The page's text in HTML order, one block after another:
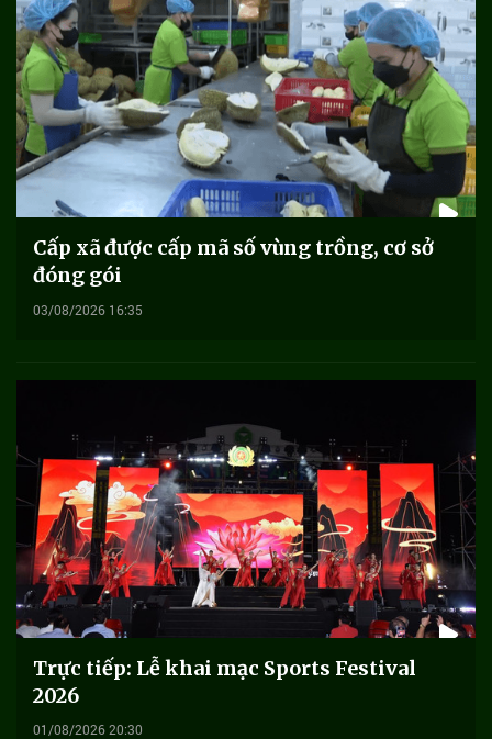
Cấp xã được cấp mã số vùng trồng, cơ sở
đóng gói
03/08/2026 16:35
Trực tiếp: Lễ khai mạc Sports Festival
2026
01/08/2026 20:30